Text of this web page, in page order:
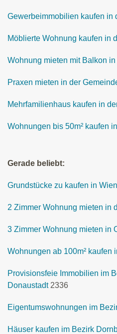
Gewerbeimmobilien kaufen in
Möblierte Wohnung kaufen in
Wohnung mieten mit Balkon
Praxen mieten in der
Mehrfamilienhaus kaufen in
Wohnungen bis 50m² kaufen
Gerade beliebt:
Grundstücke zu kaufen in Wien
2 Zimmer Wohnung mieten in
3 Zimmer Wohnung mieten in
Wohnungen ab 100m² kaufen
Provisionsfeie Immobilien im
Donaustadt 2336
Eigentumswohnungen im
Häuser kaufen im Bezirk